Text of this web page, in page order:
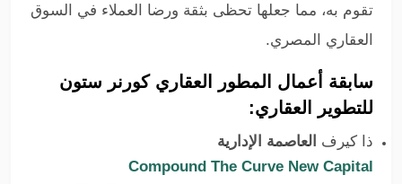
تقوم به، مما جعلها تحظى بثقة ورضا العملاء في السوق
العقاري المصري.
سابقة أعمال المطور العقاري كورنر ستون
للتطوير العقاري:
ذا كيرف العاصمة الإدارية
Compound The Curve New Capital‎